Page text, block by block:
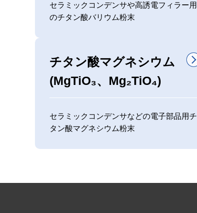
セラミックコンデンサや高誘電フィラー用
のチタン酸バリウム粉末
チタン酸マグネシウム
(MgTiO₃、Mg₂TiO₄)
セラミックコンデンサなどの電子部品用チ
タン酸マグネシウム粉末